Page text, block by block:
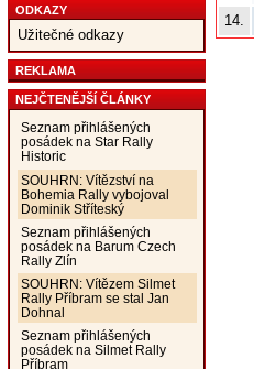
ODKAZY
Užitečné odkazy
REKLAMA
NEJČTENĚJŠÍ ČLÁNKY
Seznam přihlášených
posádek na Star Rally
Historic
SOUHRN: Vítězství na
Bohemia Rally vybojoval
Dominik Stříteský
Seznam přihlášených
posádek na Barum Czech
Rally Zlín
SOUHRN: Vítězem Silmet
Rally Příbram se stal Jan
Dohnal
Seznam přihlášených
posádek na Silmet Rally
Příbram
14.